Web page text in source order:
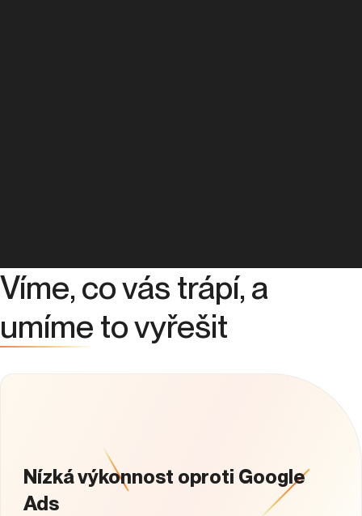
Víme, co vás trápí, a
umíme to vyřešit
Nízká výkonnost oproti Google
Ads